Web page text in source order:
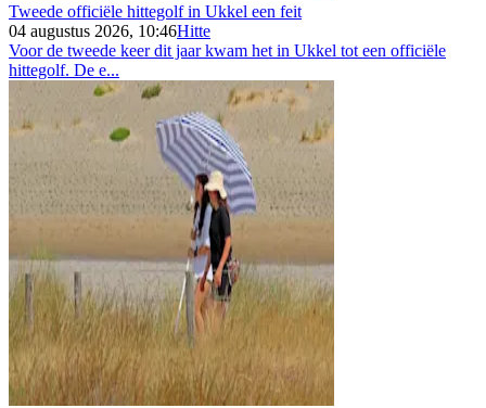
Tweede officiële hittegolf in Ukkel een feit
04 augustus 2026, 10:46Hitte
Voor de tweede keer dit jaar kwam het in Ukkel tot een officiële
hittegolf. De e...